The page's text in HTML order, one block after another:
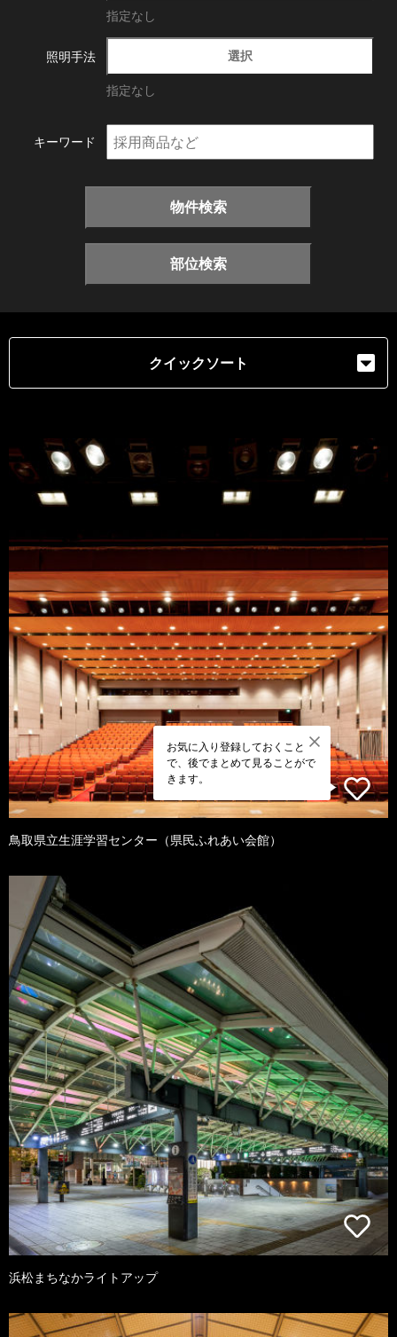
指定なし
照明手法 選択
指定なし
キーワード
物件検索
部位検索
クイックソート
お気に入り登録しておくこと
で、後でまとめて見ることがで
きます。
鳥取県立生涯学習センター（県民ふれあい会館）
浜松まちなかライトアップ